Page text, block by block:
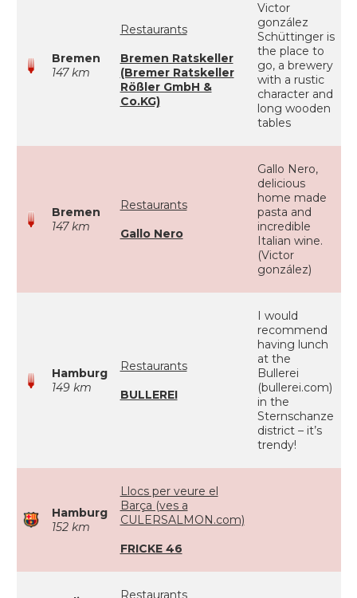
Bremen
147 km
Restaurants
Bremen Ratskeller
(Bremer Ratskeller
Rößler GmbH &
Co.KG)
Victor
gonzález
Schüttinger is
the place to
go, a brewery
with a rustic
character and
long wooden
tables
Bremen
147 km
Restaurants
Gallo Nero
Gallo Nero,
delicious
home made
pasta and
incredible
Italian wine.
(Victor
gonzález)
Hamburg
149 km
Restaurants
BULLEREI
I would
recommend
having lunch
at the
Bullerei
(bullerei.com)
in the
Sternschanze
district – it’s
trendy!
Hamburg
152 km
Llocs per veure el
Barça (ves a
CULERSALMON.com)
FRICKE 46
Restaurants